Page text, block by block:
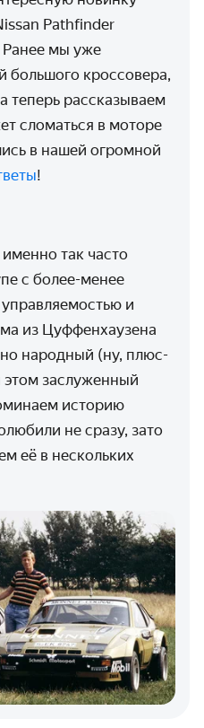
Pathfinder
Ранее мы уже
большого кроссовера,
теперь рассказываем
сломаться в моторе
в нашей огромной
!
так часто
с более-менее
и
из Цуффенхаузена
народный (ну, плюс-
заслуженный
историю
не сразу, зато
её в нескольких